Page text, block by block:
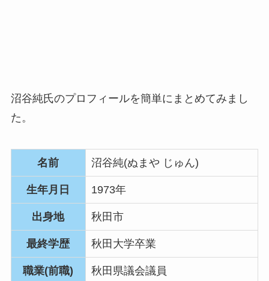
沼谷純氏のプロフィールを簡単にまとめてみまし
た。
名前 沼谷純(ぬまや じゅん)
生年月日 1973年
出身地 秋田市
最終学歴 秋田大学卒業
職業(前職) 秋田県議会議員